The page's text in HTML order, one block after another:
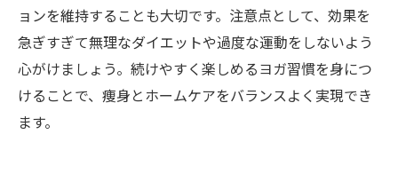
ョンを維持することも大切です。注意点として、効果を
急ぎすぎて無理なダイエットや過度な運動をしないよう
心がけましょう。続けやすく楽しめるヨガ習慣を身につ
けることで、痩身とホームケアをバランスよく実現でき
ます。